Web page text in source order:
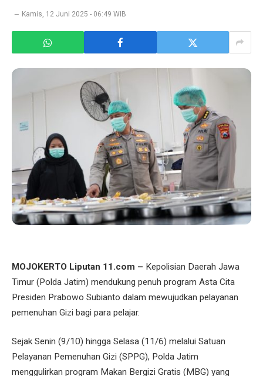
Kamis, 12 Juni 2025 - 06:49 WIB
MOJOKERTO Liputan 11.com – Kepolisian Daerah Jawa
Timur (Polda Jatim) mendukung penuh program Asta Cita
Presiden Prabowo Subianto dalam mewujudkan pelayanan
pemenuhan Gizi bagi para pelajar.
Sejak Senin (9/10) hingga Selasa (11/6) melalui Satuan
Pelayanan Pemenuhan Gizi (SPPG), Polda Jatim
menggulirkan program Makan Bergizi Gratis (MBG) yang